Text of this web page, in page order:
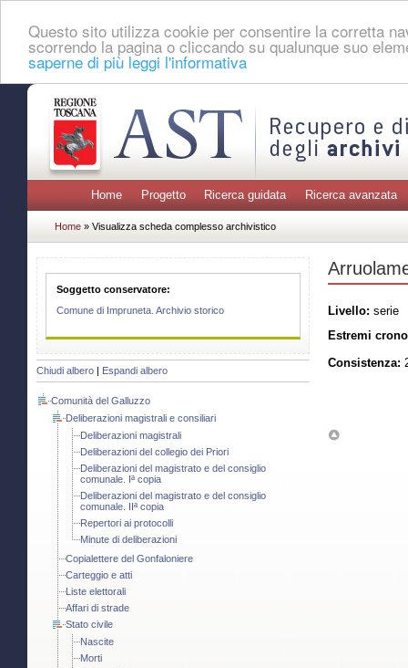
Questo sito utilizza cookie per consentire la corretta
scorrendo la pagina o cliccando su qualunque suo
saperne di più leggi l'informativa
Home Progetto Ricerca guidata Ricerca avanzata
Home » Visualizza scheda complesso archivistico
Soggetto conservatore:
Comune di Impruneta. Archivio storico
Chiudi albero Espandi albero
Comunità del Galluzzo
Deliberazioni magistrali e consiliari
Deliberazioni magistrali
Deliberazioni del collegio dei Priori
Deliberazioni del magistrato e del consiglio
comunale. Iª copia
Deliberazioni del magistrato e del consiglio
comunale. IIª copia
Repertori ai protocolli
Minute di deliberazioni
Copialettere del Gonfaloniere
Carteggio e atti
Liste elettorali
Affari di strade
Stato civile
Nascite
Morti
Livello: serie
Estremi
Consistenza: